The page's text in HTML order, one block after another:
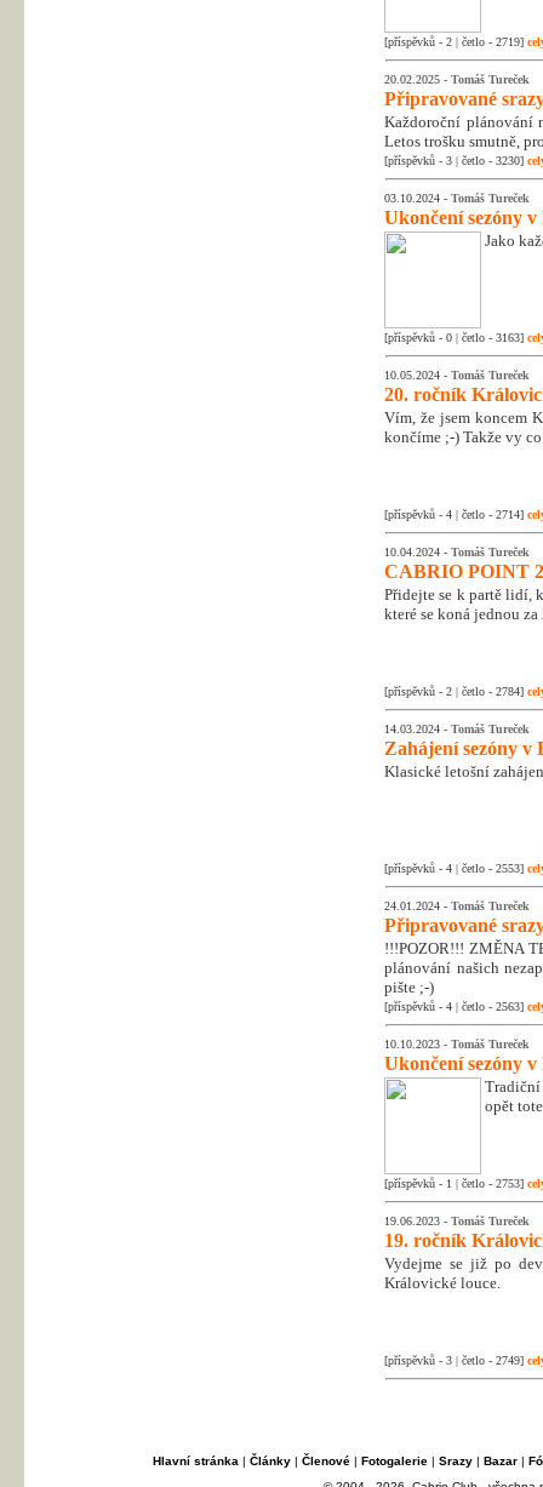
[příspěvků - 2 | četlo - 2719]
20.02.2025 - Tomáš Tureček
Připravované
Každoroční plánování
Letos trošku smutně,
[příspěvků - 3 | četlo - 3230]
03.10.2024 - Tomáš Tureček
Ukončení sezóny v
Jako
[příspěvků - 0 | četlo - 3163]
10.05.2024 - Tomáš Tureček
20. ročník
Vím, že jsem koncem
končíme ;-) Takže vy
[příspěvků - 4 | četlo - 2714]
10.04.2024 - Tomáš Tureček
CABRIO POINT
Přidejte se k partě lidí,
které se koná jednou
[příspěvků - 2 | četlo - 2784]
14.03.2024 - Tomáš Tureček
Zahájení sezóny v
Klasické letošní
[příspěvků - 4 | četlo - 2553]
24.01.2024 - Tomáš Tureček
Připravované
!!!POZOR!!! ZMĚNA
plánování našich
pište ;-)
[příspěvků - 4 | četlo - 2563]
10.10.2023 - Tomáš Tureček
Ukončení sezóny v
opět
[příspěvků - 1 | četlo - 2753]
19.06.2023 - Tomáš Tureček
19. ročník
Vydejme se již po
Královické louce.
[příspěvků - 3 | četlo - 2749]
Hlavní stránka | Články| Členové| Fotogalerie| Srazy| Bazar|